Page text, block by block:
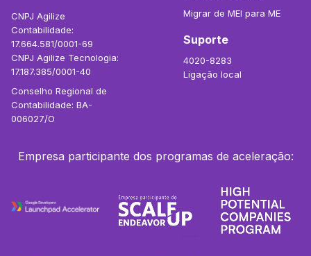
CNPJ Agilize
Contabilidade:
17.664.581/0001-69
CNPJ Agilize Tecnologia:
17.187.385/0001-40
Conselho Regional de
Contabilidade: BA-
006027/O
Migrar de MEI para ME
Suporte
4020-8283
Ligação local
Empresa participante dos programas de aceleração: